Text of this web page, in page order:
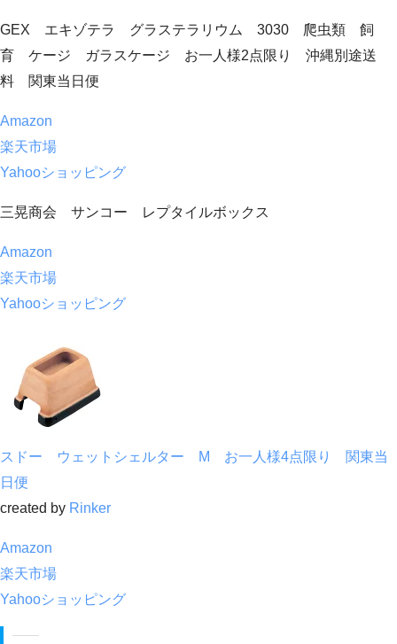
GEX エキゾテラ グラステラリウム 3030 爬虫類 飼
育 ケージ ガラスケージ お一人様2点限り 沖縄別途送
料 関東当日便
Amazon
楽天市場
Yahooショッピング
三晃商会 サンコー レプタイルボックス
Amazon
楽天市場
Yahooショッピング
スドー ウェットシェルター M お一人様4点限り 関東当
日便
created by Rinker
Amazon
楽天市場
Yahooショッピング